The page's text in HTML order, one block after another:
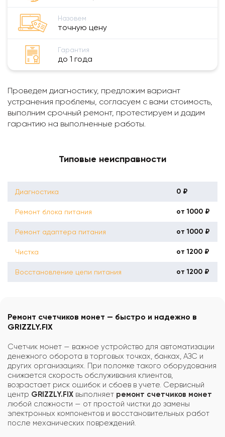
Назовем
точную цену
Гарантия
до 1 года
Проведем диагностику, предложим вариант
устранения проблемы, согласуем с вами стоимость,
выполним срочный ремонт, протестируем и дадим
гарантию на выполненные работы.
Типовые неисправности
Диагностика 0 ₽
Ремонт блока питания от 1000 ₽
Ремонт адаптера питания от 1000 ₽
Чистка от 1200 ₽
Восстановление цепи питания от 1200 ₽
Ремонт счетчиков монет — быстро и надежно в
GRIZZLY.FIX
Счетчик монет — важное устройство для автоматизации
денежного оборота в торговых точках, банках, АЗС и
других организациях. При поломке такого оборудования
снижается скорость обслуживания клиентов,
возрастает риск ошибок и сбоев в учете. Сервисный
центр GRIZZLY.FIX выполняет ремонт счетчиков монет
любой сложности — от простой чистки до замены
электронных компонентов и восстановительных работ
после механических повреждений.